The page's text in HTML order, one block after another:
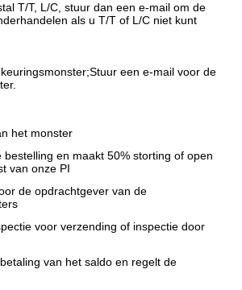
T/T, L/C, stuur dan een e-mail om de
als u T/T of L/C niet kunt
Stuur een e-mail voor de
het monster
bestelling en maakt 50% storting of open
van onze PI
de opdrachtgever van de
voor verzending of inspectie door
van het saldo en regelt de